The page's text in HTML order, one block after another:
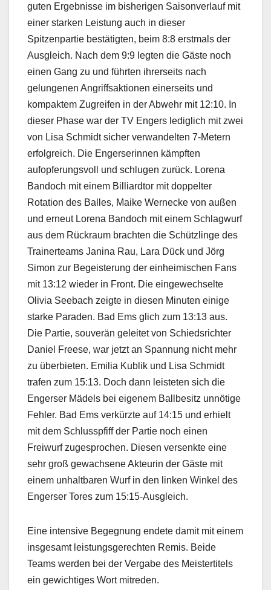
guten Ergebnisse im bisherigen Saisonverlauf mit
einer starken Leistung auch in dieser
Spitzenpartie bestätigten, beim 8:8 erstmals der
Ausgleich. Nach dem 9:9 legten die Gäste noch
einen Gang zu und führten ihrerseits nach
gelungenen Angriffsaktionen einerseits und
kompaktem Zugreifen in der Abwehr mit 12:10. In
dieser Phase war der TV Engers lediglich mit zwei
von Lisa Schmidt sicher verwandelten 7-Metern
erfolgreich. Die Engerserinnen kämpften
aufopferungsvoll und schlugen zurück. Lorena
Bandoch mit einem Billiardtor mit doppelter
Rotation des Balles, Maike Wernecke von außen
und erneut Lorena Bandoch mit einem Schlagwurf
aus dem Rückraum brachten die Schützlinge des
Trainerteams Janina Rau, Lara Dück und Jörg
Simon zur Begeisterung der einheimischen Fans
mit 13:12 wieder in Front. Die eingewechselte
Olivia Seebach zeigte in diesen Minuten einige
starke Paraden. Bad Ems glich zum 13:13 aus.
Die Partie, souverän geleitet von Schiedsrichter
Daniel Freese, war jetzt an Spannung nicht mehr
zu überbieten. Emilia Kublik und Lisa Schmidt
trafen zum 15:13. Doch dann leisteten sich die
Engerser Mädels bei eigenem Ballbesitz unnötige
Fehler. Bad Ems verkürzte auf 14:15 und erhielt
mit dem Schlusspfiff der Partie noch einen
Freiwurf zugesprochen. Diesen versenkte eine
sehr groß gewachsene Akteurin der Gäste mit
einem unhaltbaren Wurf in den linken Winkel des
Engerser Tores zum 15:15-Ausgleich.
Eine intensive Begegnung endete damit mit einem
insgesamt leistungsgerechten Remis. Beide
Teams werden bei der Vergabe des Meistertitels
ein gewichtiges Wort mitreden.